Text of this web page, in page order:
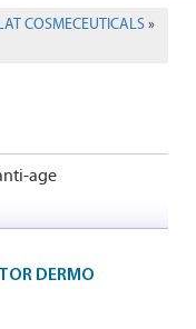
COSMECEUTICALS»
age
DERMO